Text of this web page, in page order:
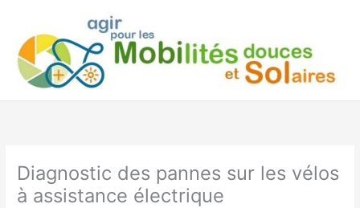
contenu
Diagnostic des pannes sur les vélos
à assistance électrique